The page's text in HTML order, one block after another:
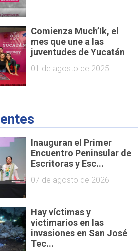
Comienza Much’Ik, el
mes que une a las
juventudes de Yucatán
01 de agosto de 2025
Inauguran el Primer
Encuentro Peninsular de
Escritoras y Esc...
07 de agosto de 2026
Hay víctimas y
victimarios en las
invasiones en San José
Tec...